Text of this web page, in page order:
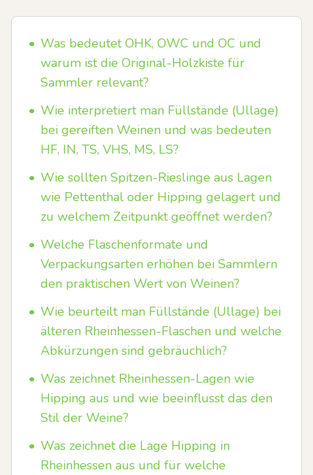
• Was bedeutet OHK, OWC und OC und
warum ist die Original-Holzkiste für
Sammler relevant?
• Wie interpretiert man Füllstände (Ullage)
bei gereiften Weinen und was bedeuten
HF, IN, TS, VHS, MS, LS?
• Wie sollten Spitzen-Rieslinge aus Lagen
wie Pettenthal oder Hipping gelagert und
zu welchem Zeitpunkt geöffnet werden?
• Welche Flaschenformate und
Verpackungsarten erhöhen bei Sammlern
den praktischen Wert von Weinen?
• Wie beurteilt man Füllstände (Ullage) bei
älteren Rheinhessen-Flaschen und welche
Abkürzungen sind gebräuchlich?
• Was zeichnet Rheinhessen-Lagen wie
Hipping aus und wie beeinflusst das den
Stil der Weine?
• Was zeichnet die Lage Hipping in
Rheinhessen aus und für welche